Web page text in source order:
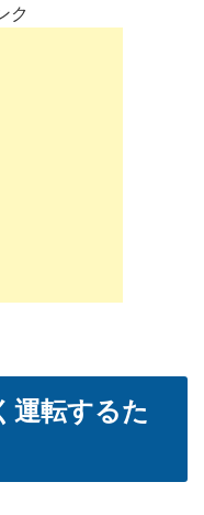
ク
運転するた